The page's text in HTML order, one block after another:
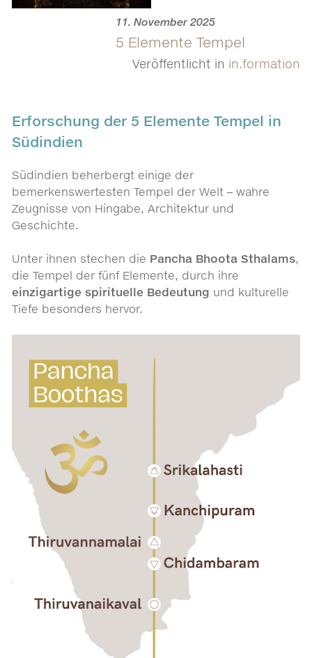
11. November 2025
5 Elemente Tempel
Veröffentlicht in in.formation
Erforschung der 5 Elemente Tempel in
Südindien
Südindien beherbergt einige der
bemerkenswertesten Tempel der Welt – wahre
Zeugnisse von Hingabe, Architektur und
Geschichte.
Unter ihnen stechen die Pancha Bhoota Sthalams,
die Tempel der fünf Elemente, durch ihre
einzigartige spirituelle Bedeutung und kulturelle
Tiefe besonders hervor.